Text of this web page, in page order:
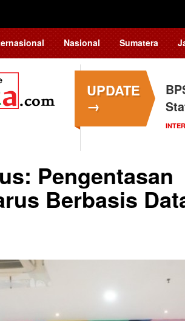
Nasional Sumatera
UPDATE
→
Pengentasan
Berbasis